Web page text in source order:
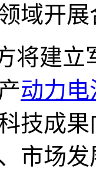
域开展
将建
动力电
技成
市场